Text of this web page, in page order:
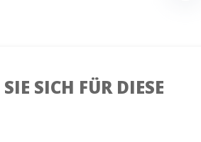
SICH FÜR DIESE